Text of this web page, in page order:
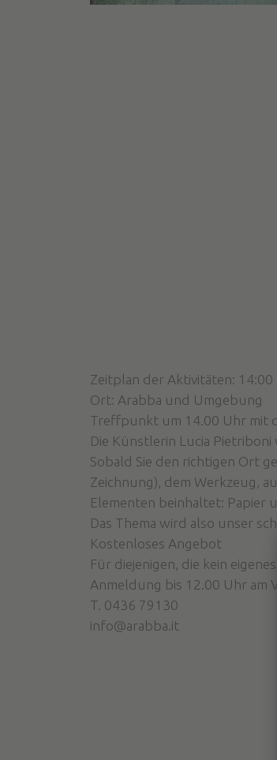
Zeitplan der Aktivitäten: 14:00
Ort: Arabba und Umgebung
Treffpunkt um 14.00 Uhr mit
Die Künstlerin Lucia
Sobald Sie den richtigen Ort
Zeichnung), dem Werkzeug,
Elementen beinhaltet: Papier
Das Thema wird also unser
Kostenloses Angebot
Für diejenigen, die kein
Anmeldung bis 12.00 Uhr am
T. 0436 79130
info@arabba.it